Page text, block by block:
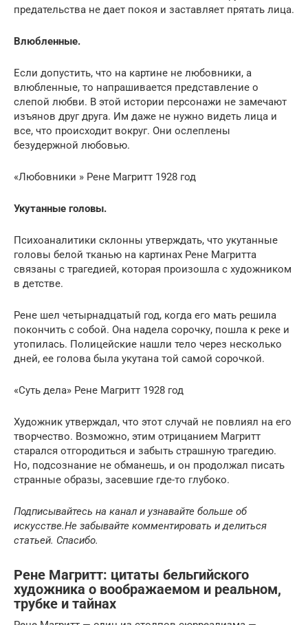
предательства не дает покоя и заставляет прятать лица.
Влюбленные.
Если допустить, что на картине не любовники, а
влюбленные, то напрашивается представление о
слепой любви. В этой истории персонажи не замечают
изъянов друг друга. Им даже не нужно видеть лица и
все, что происходит вокруг. Они ослеплены
безудержной любовью.
«Любовники » Рене Магритт 1928 год
Укутанные головы.
Психоаналитики склонны утверждать, что укутанные
головы белой тканью на картинах Рене Магритта
связаны с трагедией, которая произошла с художником
в детстве.
Рене шел четырнадцатый год, когда его мать решила
покончить с собой. Она надела сорочку, пошла к реке и
утопилась. Полицейские нашли тело через несколько
дней, ее голова была укутана той самой сорочкой.
«Суть дела» Рене Магритт 1928 год
Художник утверждал, что этот случай не повлиял на его
творчество. Возможно, этим отрицанием Магритт
старался отгородиться и забыть страшную трагедию.
Но, подсознание не обманешь, и он продолжал писать
странные образы, засевшие где-то глубоко.
Подписывайтесь на канал и узнавайте больше об
искусстве.Не забывайте комментировать и делиться
статьей. Спасибо.
Рене Магритт: цитаты бельгийского
художника о воображаемом и реальном,
трубке и тайнах